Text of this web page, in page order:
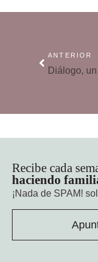
ANTERIOR
Recibe cada
haciendo
¡Nada de SPAM!